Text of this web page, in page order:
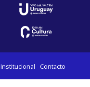
Institucional Contacto